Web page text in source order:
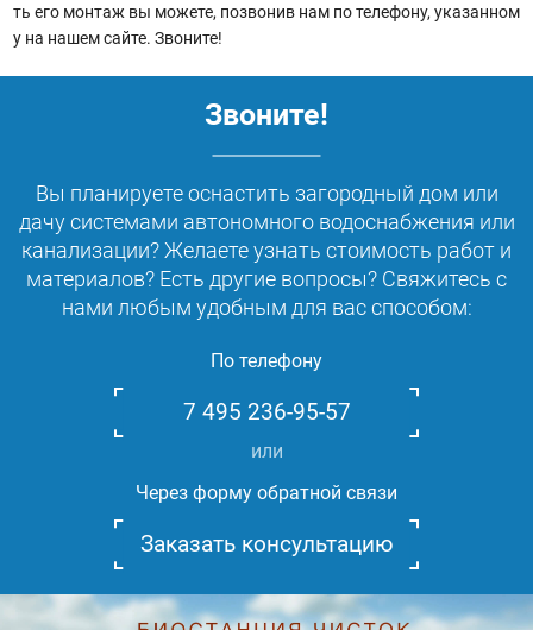
ть его монтаж вы можете, позвонив нам по телефону, указанном
у на нашем сайте. Звоните!
Звоните!
Вы планируете оснастить загородный дом или
дачу системами автономного водоснабжения или
канализации? Желаете узнать стоимость работ и
материалов? Есть другие вопросы? Свяжитесь с
нами любым удобным для вас способом:
По телефону
7 495 236-95-57
или
Через форму обратной связи
Заказать консультацию